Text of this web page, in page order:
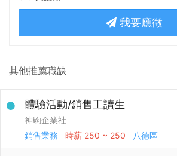
我要應徵
其他推薦職缺
體驗活動/銷售工讀生
神駒企業社
銷售業務
時薪 250 ~ 250 八德區